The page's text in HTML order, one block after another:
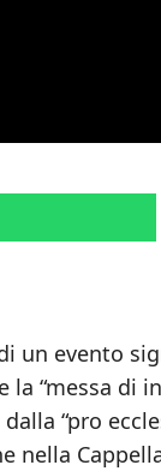
un evento
“messa di
“pro